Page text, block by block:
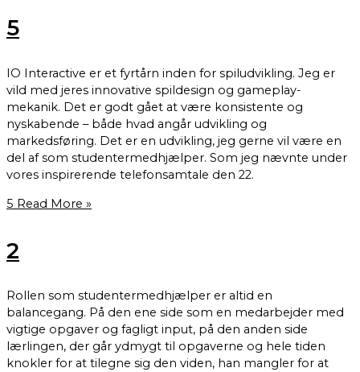
5
IO Interactive er et fyrtårn inden for spiludvikling. Jeg er
vild med jeres innovative spildesign og gameplay-
mekanik. Det er godt gået at være konsistente og
nyskabende – både hvad angår udvikling og
markedsføring. Det er en udvikling, jeg gerne vil være en
del af som studentermedhjælper. Som jeg nævnte under
vores inspirerende telefonsamtale den 22.
5 Read More »
2
Rollen som studentermedhjælper er altid en
balancegang. På den ene side som en medarbejder med
vigtige opgaver og fagligt input, på den anden side
lærlingen, der går ydmygt til opgaverne og hele tiden
knokler for at tilegne sig den viden, han mangler for at